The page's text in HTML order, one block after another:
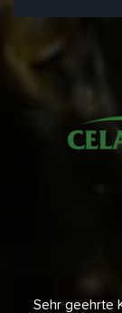
Sehr geehrte